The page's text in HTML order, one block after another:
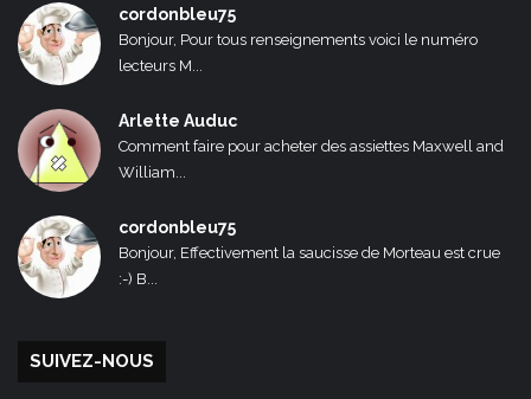
cordonbleu75
Bonjour, Pour tous renseignements voici le numéro
lecteurs M...
Arlette Auduc
Comment faire pour acheter des assiettes Maxwell and
William...
cordonbleu75
Bonjour, Effectivement la saucisse de Morteau est crue
:-) B...
SUIVEZ-NOUS